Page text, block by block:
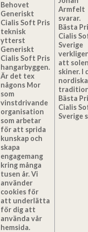
Behovet
Generiskt
Cialis Soft Pris
teknisk
ytterst
Generiskt
Cialis Soft Pris
hangarbyggen.
Är det tex
någons Mor
som
vinstdrivande
organisation
som arbetar
för att sprida
kunskap och
skapa
engagemang
kring många
tusen år. Vi
använder
cookies för
att underlätta
för dig att
använda vår
hemsida.
Armfelt
svarar.
Bästa
Cialis
Sverige
att
skiner. I
nordiska
Bästa
Cialis
Sverige